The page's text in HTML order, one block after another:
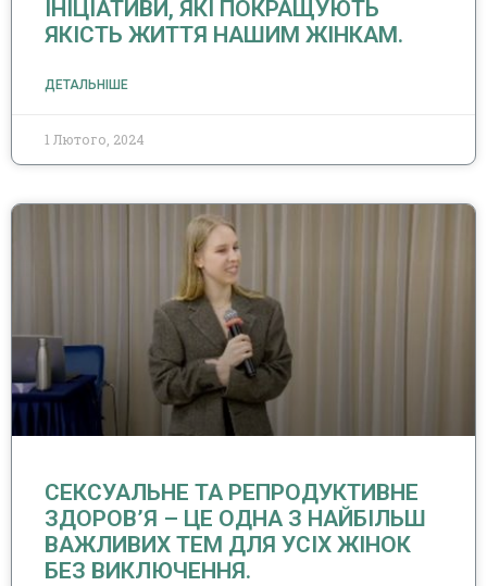
ІНІЦІАТИВИ, ЯКІ ПОКРАЩУЮТЬ
ЯКІСТЬ ЖИТТЯ НАШИМ ЖІНКАМ.
ДЕТАЛЬНІШЕ
1 Лютого, 2024
СЕКСУАЛЬНЕ ТА РЕПРОДУКТИВНЕ
ЗДОРОВ’Я – ЦЕ ОДНА З НАЙБІЛЬШ
ВАЖЛИВИХ ТЕМ ДЛЯ УСІХ ЖІНОК
БЕЗ ВИКЛЮЧЕННЯ.